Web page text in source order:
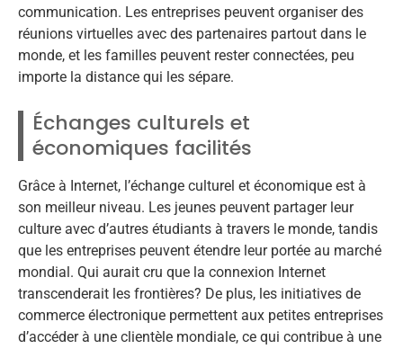
communication. Les entreprises peuvent organiser des
réunions virtuelles avec des partenaires partout dans le
monde, et les familles peuvent rester connectées, peu
importe la distance qui les sépare.
Échanges culturels et
économiques facilités
Grâce à Internet, l’échange culturel et économique est à
son meilleur niveau. Les jeunes peuvent partager leur
culture avec d’autres étudiants à travers le monde, tandis
que les entreprises peuvent étendre leur portée au marché
mondial. Qui aurait cru que la connexion Internet
transcenderait les frontières? De plus, les initiatives de
commerce électronique permettent aux petites entreprises
d’accéder à une clientèle mondiale, ce qui contribue à une